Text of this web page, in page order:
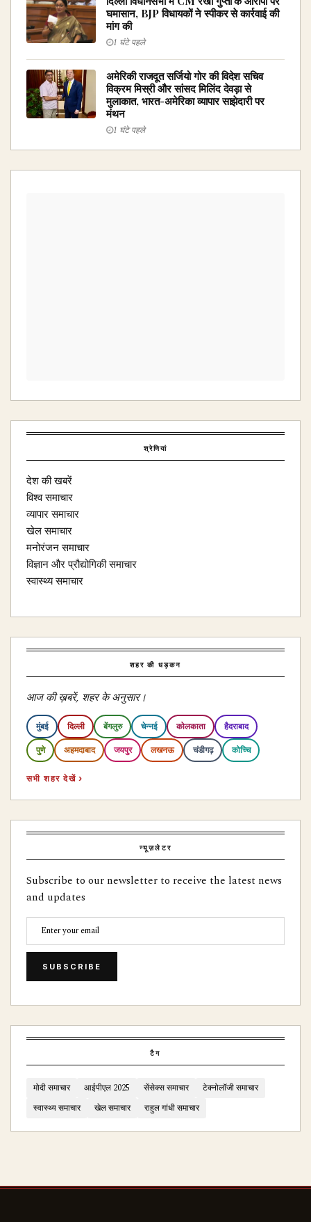
घमासान, BJP विधायकों ने स्पीकर से कार्रवाई की
मांग की
1 घंटे पहले
अमेरिकी राजदूत सर्जियो गोर की विदेश सचिव
विक्रम मिस्री और सांसद मिलिंद देवड़ा से
मुलाकात, भारत-अमेरिका व्यापार साझेदारी पर
मंथन
1 घंटे पहले
श्रेणियां
देश की खबरें
विश्व समाचार
व्यापार समाचार
खेल समाचार
मनोरंजन समाचार
विज्ञान और प्रौद्योगिकी समाचार
स्वास्थ्य समाचार
शहर की धड़कन
आज की ख़बरें, शहर के अनुसार।
मुंबई दिल्ली बेंगलुरु चेन्नई कोलकाता हैदराबाद
पुणे अहमदाबाद जयपुर लखनऊ चंडीगढ़ कोच्चि
सभी शहर देखें ›
न्यूज़लेटर
Subscribe to our newsletter to receive the latest news
and updates
SUBSCRIBE
टैग
मोदी समाचार आईपीएल 2025 सेंसेक्स समाचार
टेक्नोलॉजी समाचार
स्वास्थ्य समाचार
खेल समाचार राहुल गांधी समाचार